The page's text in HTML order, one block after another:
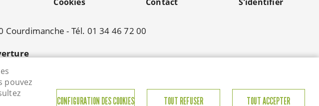
Courdimanche - Tél. 01 34 46 72 00
17h45
17h45
17h45
pouvez
CONFIGURATION DES COOKIES TOUT REFUSER TOUT ACCEPTER